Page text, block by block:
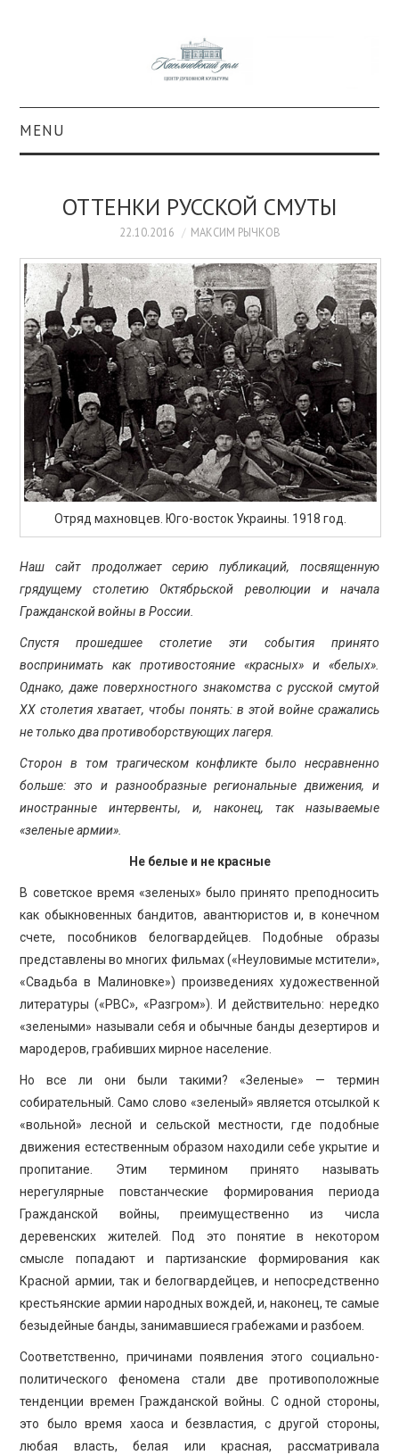
MENU
КОЛЛЕКЦИИ
#КАСДОМ
КУЛЬТУРА
ОБРАЗОВАНИЕ
ПРОСВЕЩЕНИЕ
ОТТЕНКИ РУССКОЙ СМУТЫ
22.10.2016 МАКСИМ РЫЧКОВ
Отряд махновцев. Юго-восток Украины. 1918 год.
Наш сайт продолжает серию публикаций, посвященную
грядущему столетию Октябрьской революции и начала
Гражданской войны в России.
Спустя прошедшее столетие эти события принято
воспринимать как противостояние «красных» и «белых».
Однако, даже поверхностного знакомства с русской смутой
ХХ столетия хватает, чтобы понять: в этой войне сражались
не только два противоборствующих лагеря.
Сторон в том трагическом конфликте было несравненно
больше: это и разнообразные региональные движения, и
иностранные интервенты, и, наконец, так называемые
«зеленые армии».
Не белые и не красные
В советское время «зеленых» было принято преподносить
как обыкновенных бандитов, авантюристов и, в конечном
счете, пособников белогвардейцев. Подобные образы
представлены во многих фильмах («Неуловимые мстители»,
«Свадьба в Малиновке») произведениях художественной
литературы («РВС», «Разгром»). И действительно: нередко
«зелеными» называли себя и обычные банды дезертиров и
мародеров, грабивших мирное население.
Но все ли они были такими? «Зеленые» — термин
собирательный. Само слово «зеленый» является отсылкой к
«вольной» лесной и сельской местности, где подобные
движения естественным образом находили себе укрытие и
пропитание. Этим термином принято называть
нерегулярные повстанческие формирования периода
Гражданской войны, преимущественно из числа
деревенских жителей. Под это понятие в некотором
смысле попадают и партизанские формирования как
Красной армии, так и белогвардейцев, и непосредственно
крестьянские армии народных вождей, и, наконец, те самые
безыдейные банды, занимавшиеся грабежами и разбоем.
Соответственно, причинами появления этого социально-
политического феномена стали две противоположные
тенденции времен Гражданской войны. С одной стороны,
это было время хаоса и безвластия, с другой стороны,
любая власть, белая или красная, рассматривала